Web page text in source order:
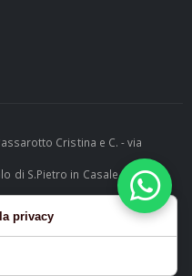
Cristina e C. - via
di S.Pietro in Casale (BO) -
| e-mail:
Srl
privacy